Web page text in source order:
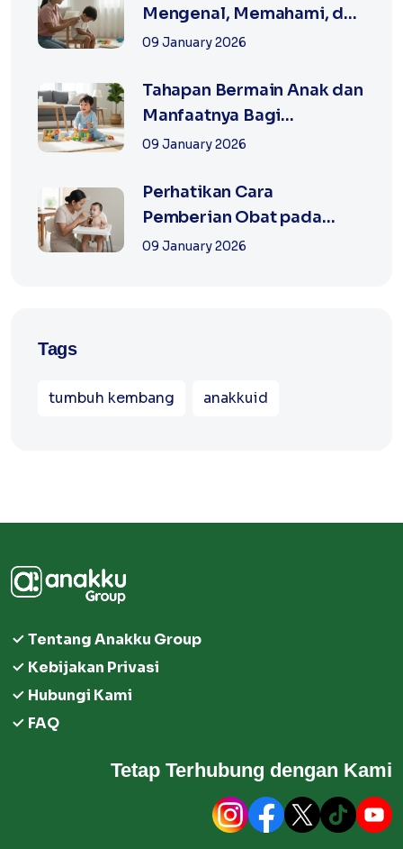
Mengenal, Memahami, dan
Mengatur Emosi
09 January 2026
Tahapan Bermain Anak dan
Manfaatnya Bagi
Pertumbuhan Anak
09 January 2026
Perhatikan Cara
Pemberian Obat pada
Anak
09 January 2026
Tags
tumbuh kembang anakkuid
Tentang Anakku Group
Kebijakan Privasi
Hubungi Kami
FAQ
Tetap Terhubung dengan Kami